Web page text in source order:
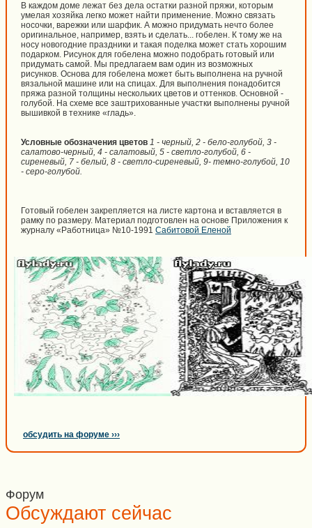
В каждом доме лежат без дела остатки разной пряжи, которым
умелая хозяйка легко может найти применение. Можно связать
носочки, варежки или шарфик. А можно придумать нечто более
оригинальное, например, взять и сделать... гобелен. К тому же на
носу новогодние праздники и такая поделка может стать хорошим
подарком. Рисунок для гобелена можно подобрать готовый или
придумать самой. Мы предлагаем вам один из возможных
рисунков. Основа для гобелена может быть выполнена на ручной
вязальной машине или на спицах. Для выполнения понадобится
пряжа разной толщины нескольких цветов и оттенков. Основной -
голубой. На схеме все заштрихованные участки выполнены ручной
вышивкой в технике «гладь».
Условные обозначения цветов 1 - черный, 2 - бело-голубой, 3 -
салатово-черный, 4 - салатовый, 5 - светло-голубой, 6 -
сиреневый, 7 - белый, 8 - светло-сиреневый, 9- темно-голубой, 10
- серо-голубой.
Готовый гобелен закрепляется на листе картона и вставляется в
рамку по размеру. Материал подготовлен на основе Приложения к
журналу «Работница» №10-1991 Сабитовой Еленой
обсудить на форуме ›››
Форум
Обсуждают сейчас